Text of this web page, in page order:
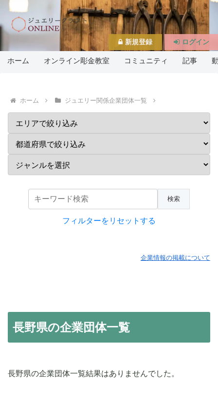
ホーム オンライン彫金教室 コミュニティ 記事
ホーム ジュエリー関係企業団体一覧
フィルターをリセットする
企業情報の掲載について
長野県の企業団体一覧
長野県の企業団体一覧結果はありませんでした。
新規登録 ログイン